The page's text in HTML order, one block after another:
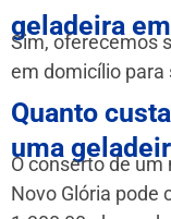
geladeira
Sim, oferecemos
em domicílio para
Quanto
uma
O conserto de
Novo Glória pode